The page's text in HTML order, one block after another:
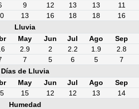
9 12 13 13 11
13 16 18 18 16
Lluvia
May Jun Jul Ago Sep
2.9 2 2.2 1.9 2.8
7 5 6 5 7
Días de Lluvia
May Jun Jul Ago Sep
15 12 12 13 14
Humedad